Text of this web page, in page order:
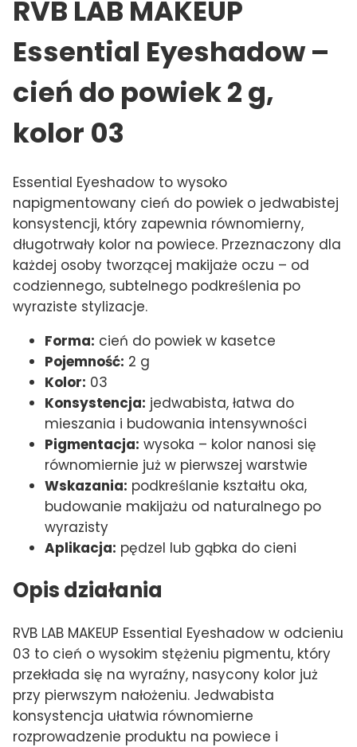
RVB LAB MAKEUP
Essential Eyeshadow –
cień do powiek 2 g,
kolor 03
Essential Eyeshadow to wysoko
napigmentowany cień do powiek o jedwabistej
konsystencji, który zapewnia równomierny,
długotrwały kolor na powiece. Przeznaczony dla
każdej osoby tworzącej makijaże oczu – od
codziennego, subtelnego podkreślenia po
wyraziste stylizacje.
Forma: cień do powiek w kasetce
Pojemność: 2 g
Kolor: 03
Konsystencja: jedwabista, łatwa do
mieszania i budowania intensywności
Pigmentacja: wysoka – kolor nanosi się
równomiernie już w pierwszej warstwie
Wskazania: podkreślanie kształtu oka,
budowanie makijażu od naturalnego po
wyrazisty
Aplikacja: pędzel lub gąbka do cieni
Opis działania
RVB LAB MAKEUP Essential Eyeshadow w odcieniu
03 to cień o wysokim stężeniu pigmentu, który
przekłada się na wyraźny, nasycony kolor już
przy pierwszym nałożeniu. Jedwabista
konsystencja ułatwia równomierne
rozprowadzenie produktu na powiece i